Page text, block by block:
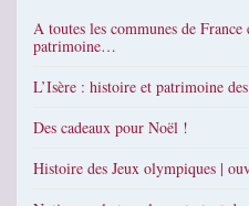
A toutes les communes de France
patrimoine…
L’Isère : histoire et patrimoine
Des cadeaux pour Noël !
Histoire des Jeux olympiques |